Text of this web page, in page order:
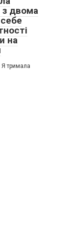
з двома
на
тримала